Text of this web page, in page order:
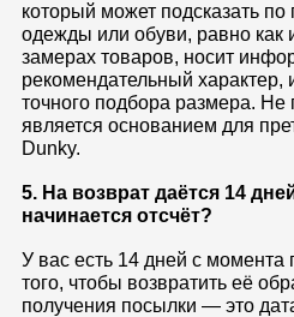
который может подсказать
одежды или обуви, равно как
замерах товаров, носит
рекомендательный характер,
точного подбора размера.
является основанием для
Dunky.
5. На возврат даётся 14
начинается отсчёт?
У вас есть 14 дней с момента
того, чтобы возвратить её
получения посылки — это